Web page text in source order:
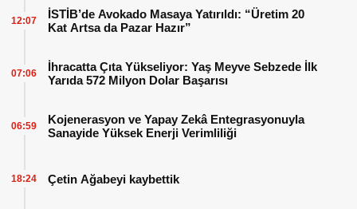
İSTİB’de Avokado Masaya Yatırıldı: “Üretim 20
Kat Artsa da Pazar Hazır”
12:07
İhracatta Çıta Yükseliyor: Yaş Meyve Sebzede İlk
Yarıda 572 Milyon Dolar Başarısı
07:06
Kojenerasyon ve Yapay Zekâ Entegrasyonuyla
Sanayide Yüksek Enerji Verimliliği
06:59
Çetin Ağabeyi kaybettik
18:24